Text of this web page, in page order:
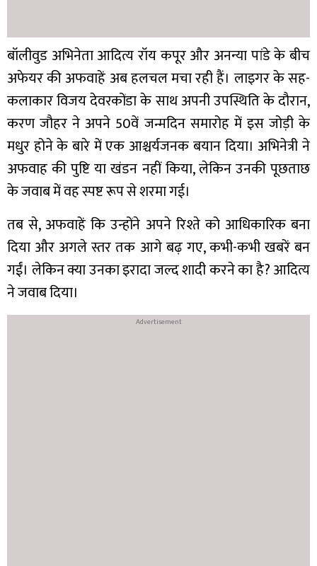
बॉलीवुड अभिनेता आदित्य रॉय कपूर और अनन्या पांडे के बीच
अफेयर की अफवाहें अब हलचल मचा रही हैं। लाइगर के सह-
कलाकार विजय देवरकोंडा के साथ अपनी उपस्थिति के दौरान,
करण जौहर ने अपने 50वें जन्मदिन समारोह में इस जोड़ी के
मधुर होने के बारे में एक आश्चर्यजनक बयान दिया। अभिनेत्री ने
अफवाह की पुष्टि या खंडन नहीं किया, लेकिन उनकी पूछताछ
के जवाब में वह स्पष्ट रूप से शरमा गई।
तब से, अफवाहें कि उन्होंने अपने रिश्ते को आधिकारिक बना
दिया और अगले स्तर तक आगे बढ़ गए, कभी-कभी खबरें बन
गईं। लेकिन क्या उनका इरादा जल्द शादी करने का है? आदित्य
ने जवाब दिया।